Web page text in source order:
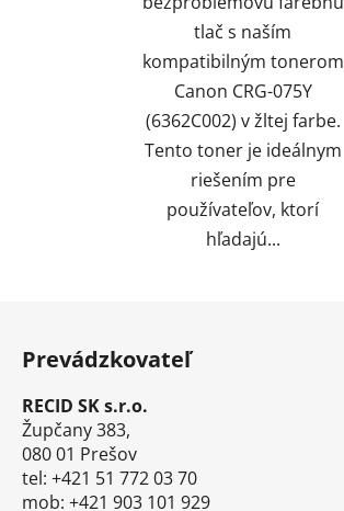
tlač s naším
kompatibilným tonerom
Canon CRG-075Y
(6362C002) v žltej farbe.
Tento toner je ideálnym
riešením pre
používateľov, ktorí
hľadajú...
Prevádzkovateľ
RECID SK s.r.o.
Župčany 383,
080 01 Prešov
tel: +421 51 772 03 70
mob: +421 903 101 929